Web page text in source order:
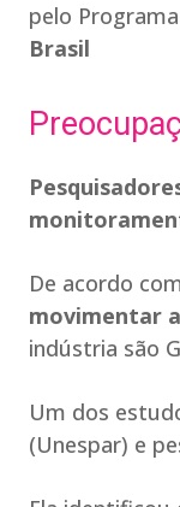
pelo
Brasil
De acordo
movimentar
indústria são
Um dos
(Unespar) e